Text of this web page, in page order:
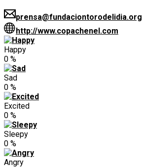
prensa@fundaciontorodelidia.org
http://www.copachenel.com
Happy
0 %
Sad
0 %
Excited
0 %
Sleepy
0 %
Angry